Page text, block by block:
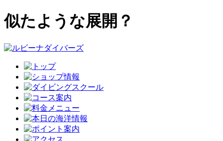
似たような展開？